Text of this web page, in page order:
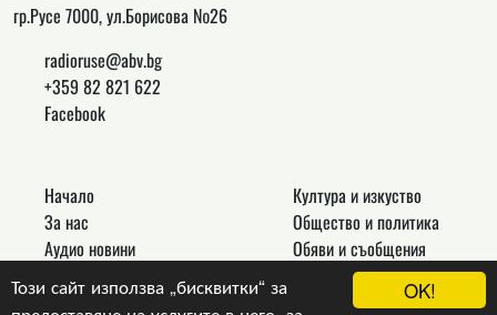
OK!
Този сайт използва „бисквитки“ за
гр.Русе 7000, ул.Борисова №26
radioruse@abv.bg
+359 82 821 622
Facebook
Начало
За нас
Аудио новини
Връзки
Култура и изкуство
Общество и политика
Обяви и съобщения
Новини